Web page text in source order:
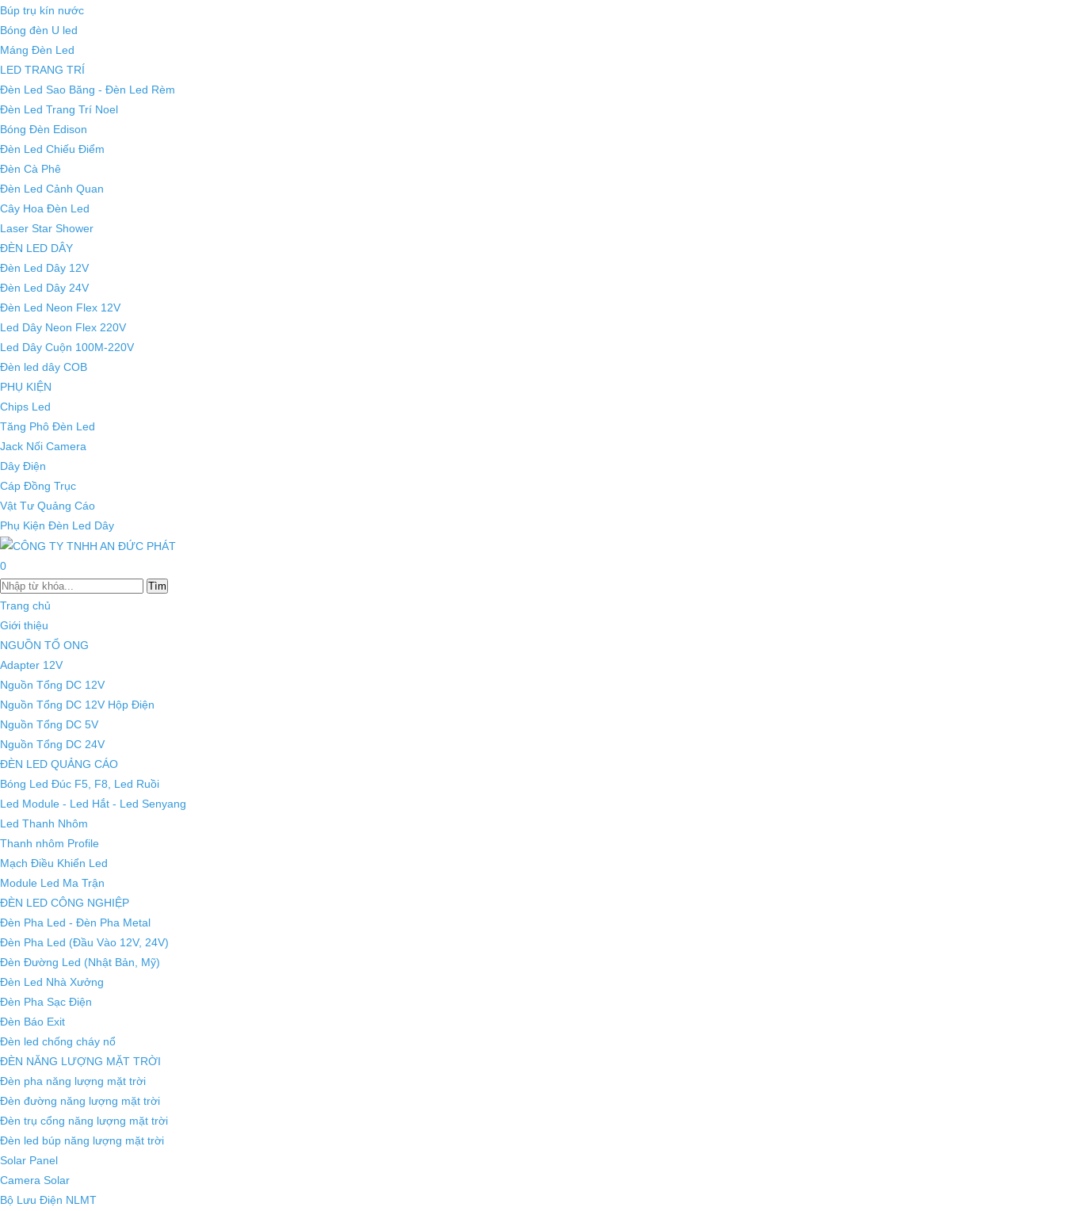
Búp trụ kín nước
Bóng đèn U led
Máng Đèn Led
LED TRANG TRÍ
Đèn Led Sao Băng - Đèn Led Rèm
Đèn Led Trang Trí Noel
Bóng Đèn Edison
Đèn Led Chiếu Điểm
Đèn Cà Phê
Đèn Led Cảnh Quan
Cây Hoa Đèn Led
Laser Star Shower
ĐÈN LED DÂY
Đèn Led Dây 12V
Đèn Led Dây 24V
Đèn Led Neon Flex 12V
Led Dây Neon Flex 220V
Led Dây Cuộn 100M-220V
Đèn led dây COB
PHỤ KIỆN
Chips Led
Tăng Phô Đèn Led
Jack Nối Camera
Dây Điện
Cáp Đồng Trục
Vật Tư Quảng Cáo
Phụ Kiện Đèn Led Dây
0
Tìm
Trang chủ
Giới thiệu
NGUỒN TỔ ONG
Adapter 12V
Nguồn Tổng DC 12V
Nguồn Tổng DC 12V Hộp Điện
Nguồn Tổng DC 5V
Nguồn Tổng DC 24V
ĐÈN LED QUẢNG CÁO
Bóng Led Đúc F5, F8, Led Ruồi
Led Module - Led Hắt - Led Senyang
Led Thanh Nhôm
Thanh nhôm Profile
Mạch Điều Khiển Led
Module Led Ma Trận
ĐÈN LED CÔNG NGHIỆP
Đèn Pha Led - Đèn Pha Metal
Đèn Pha Led (Đầu Vào 12V, 24V)
Đèn Đường Led (Nhật Bản, Mỹ)
Đèn Led Nhà Xưởng
Đèn Pha Sạc Điện
Đèn Báo Exit
Đèn led chống cháy nổ
ĐÈN NĂNG LƯỢNG MẶT TRỜI
Đèn pha năng lượng mặt trời
Đèn đường năng lượng mặt trời
Đèn trụ cổng năng lượng mặt trời
Đèn led búp năng lượng mặt trời
Solar Panel
Camera Solar
Bộ Lưu Điện NLMT